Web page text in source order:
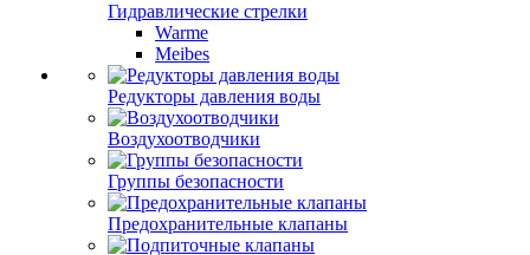
Гидравлические стрелки
Warme
Meibes
Редукторы давления воды
Воздухоотводчики
Группы безопасности
Предохранительные клапаны